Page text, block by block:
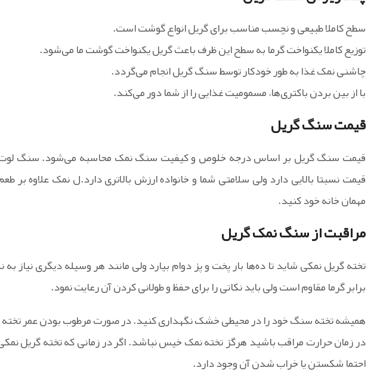
سطح کاملا طبیعی و نچسب مناسب برای گریل انواع گوشت است.
توزیع کاملا یکنواخت گرما به سطح این ظرف باعث گریل یکنواخت گوشت ما می‌شود.
چاشنی نمک غذا به طور خودکار توسط سنگ گریل انجام می‌گردد.
با از بین بردن باکتری‌ها، مسمومیت غذایی را از شما دور می‌کند.
قیمت سنگ گریل
قیمت سنگ گریل بر اساس درجه خلوص و کیفیت سنگ نمک محاسبه می‌شود. سنگ لوت
قیمت نسبتا بالایی دارد ولی سلامتی شما و خانواده ارزش بالاتری دارد.ل نمک علاوه بر
مهمان خانه خود کنید.
مراقبت از سنگ نمک گریل
تخته گریل نمکی شاید تا ده‌ها بار پخت و پز دوام بیارد ولی مانند هر وسیله دیگری نیاز
برابر گرما مقاوم است ولی باید نکاتی را برای حفظ و طولانی کردن آن رعایت نمود.
همیشه تخته سنگ خود را در محیطی خشک نگهداری کنید. در صورت مرطوب بودن عمر
در زمان حرارت مراقب باشید هرگز تخته نمک خیس نباشد. اگر در زمانی که تخته گریل
احتما شکستن یا خراب شدن آن وجود دارد.